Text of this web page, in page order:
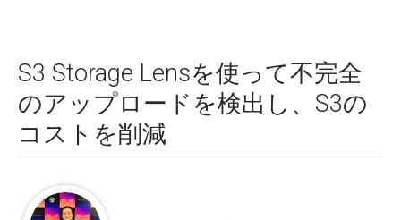
S3 Storage Lensを使って不完全
のアップロードを検出し、S3の
コストを削減